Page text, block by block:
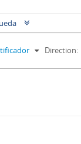
Direction: